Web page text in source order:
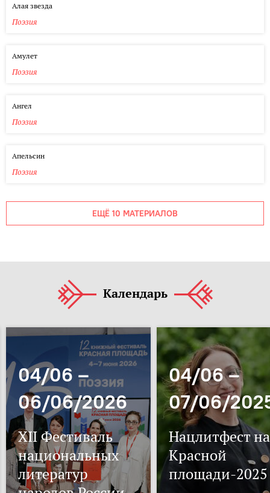
Алая звезда
Поэзия
Амулет
Поэзия
Ангел
Поэзия
Апельсин
Поэзия
ЕЩЁ 10 МАТЕРИАЛОВ
Календарь
04/06 –
06/06/2026
XII Фестиваль
национальных
литератур
04/06 –
07/06/
Нацлитфест на
Красной
площади-2025